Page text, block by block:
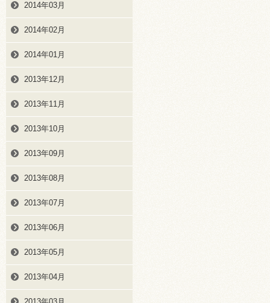
2014年03月
2014年02月
2014年01月
2013年12月
2013年11月
2013年10月
2013年09月
2013年08月
2013年07月
2013年06月
2013年05月
2013年04月